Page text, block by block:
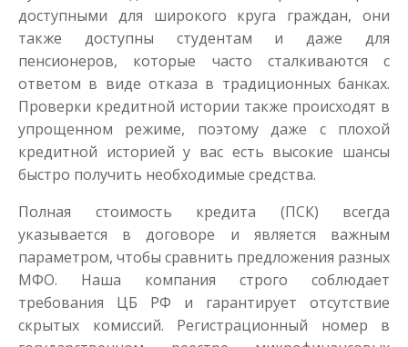
доступными для широкого круга граждан, они
также доступны студентам и даже для
пенсионеров, которые часто сталкиваются с
ответом в виде отказа в традиционных банках.
Проверки кредитной истории также происходят в
упрощенном режиме, поэтому даже с плохой
кредитной историей у вас есть высокие шансы
быстро получить необходимые средства.
Полная стоимость кредита (ПСК) всегда
указывается в договоре и является важным
параметром, чтобы сравнить предложения разных
МФО. Наша компания строго соблюдает
требования ЦБ РФ и гарантирует отсутствие
скрытых комиссий. Регистрационный номер в